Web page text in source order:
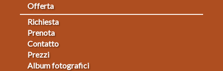
Offerta
Fußmenü
2
Richiesta
Prenota
Contatto
Prezzi
Album fotografici